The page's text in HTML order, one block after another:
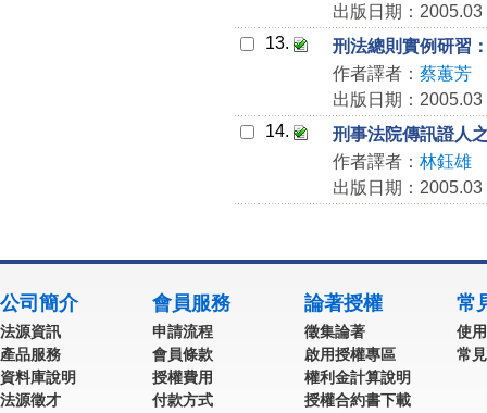
出版日期：2005.03
13.
刑法總則實例研習
作者譯者： 蔡蕙芳
出版日期：2005.03
14.
刑事法院傳訊證人
作者譯者： 林鈺雄
出版日期：2005.03
公司簡介
法源資訊
產品服務
資料庫說明
法源徵才
會員服務
申請流程
會員條款
授權費用
付款方式
論著授權
徵集論著
啟用授權專區
權利金計算說明
授權合約書下載
常
使
常